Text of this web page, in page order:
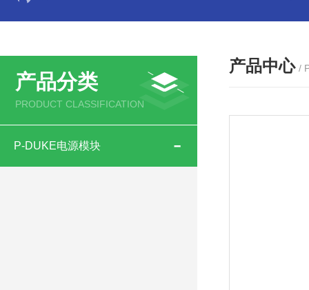
产品分类
PRODUCT CLASSIFICATION
P-DUKE电源模块
产品中心 /